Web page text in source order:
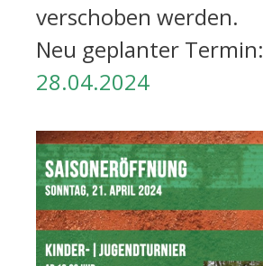
verschoben werden.
Neu geplanter Termin:
28.04.2024